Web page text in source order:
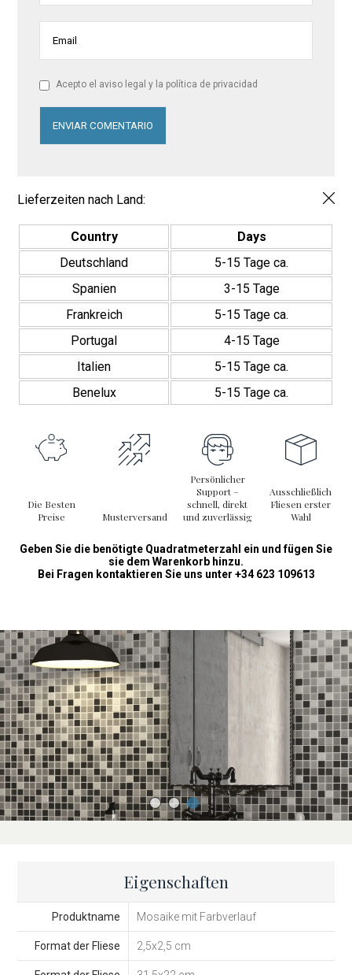
Acepto el aviso legal y la política de privacidad
Lieferzeiten nach Land:
Country
Days
Deutschland
5-15 Tage ca.
Spanien
3-15 Tage
Frankreich
5-15 Tage ca.
Portugal
4-15 Tage
Italien
5-15 Tage ca.
Benelux
5-15 Tage ca.
Die Besten
Preise
Musterversand
Persönlicher
Support –
schnell, direkt
und zuverlässig
Ausschließlich
Fliesen erster
Wahl
Geben Sie die benötigte Quadratmeterzahl ein und fügen Sie
sie dem Warenkorb hinzu.
Bei Fragen kontaktieren Sie uns unter +34 623 109613
Eigenschaften
Produktname Mosaike mit Farbverlauf
Format der Fliese 2,5x2,5 cm